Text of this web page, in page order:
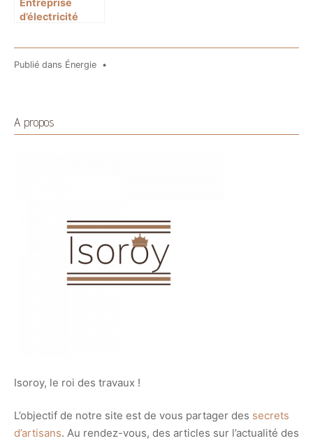
Entreprise
d’électricité
quelles
prestations et
Publié dans Énergie •
A propos
Isoroy, le roi des travaux !
L’objectif de notre site est de vous partager des secrets
d’artisans. Au rendez-vous, des articles sur l’actualité des